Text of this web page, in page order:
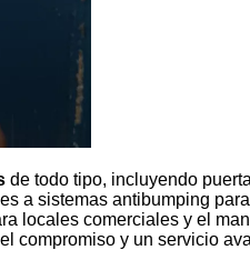
de todo tipo, incluyendo
a sistemas antibumping
locales comerciales y el
compromiso y un servicio